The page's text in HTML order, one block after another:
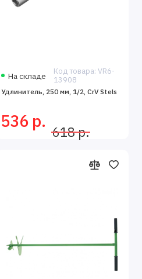
На складе
Код товара: VR6-
13908
Удлинитель, 250 мм, 1/2, CrV Stels
536 р.
618 р.